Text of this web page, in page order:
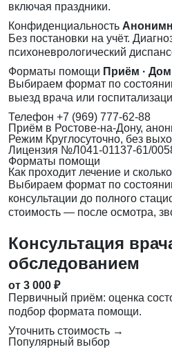
включая праздники.
Конфиденциальность
Без постановки на учёт.
психоневрологический
Форматы помощи Приём ·
Выбираем формат по
выезд врача или
Телефон +7 (969) 777-62-88
Приём в Ростове-на-Дону,
Режим Круглосуточно, без
Лицензия №Л041-01137-61/
Форматы помощи
Как проходит лечение и
Выбираем формат по
консультации до полного
стоимость — после осмотра,
Консультация
обследованием
от 3 000 ₽
Первичный приём: оценка
подбор формата помощи.
Уточнить стоимость →
Популярный выбор